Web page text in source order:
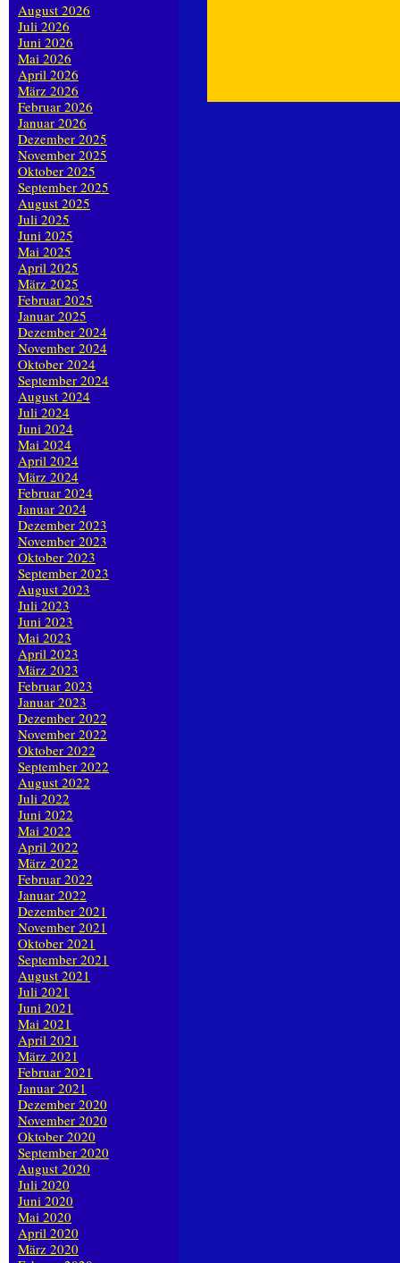
August 2026
Juli 2026
Juni 2026
Mai 2026
April 2026
März 2026
Februar 2026
Januar 2026
Dezember 2025
November 2025
Oktober 2025
September 2025
August 2025
Juli 2025
Juni 2025
Mai 2025
April 2025
März 2025
Februar 2025
Januar 2025
Dezember 2024
November 2024
Oktober 2024
September 2024
August 2024
Juli 2024
Juni 2024
Mai 2024
April 2024
März 2024
Februar 2024
Januar 2024
Dezember 2023
November 2023
Oktober 2023
September 2023
August 2023
Juli 2023
Juni 2023
Mai 2023
April 2023
März 2023
Februar 2023
Januar 2023
Dezember 2022
November 2022
Oktober 2022
September 2022
August 2022
Juli 2022
Juni 2022
Mai 2022
April 2022
März 2022
Februar 2022
Januar 2022
Dezember 2021
November 2021
Oktober 2021
September 2021
August 2021
Juli 2021
Juni 2021
Mai 2021
April 2021
März 2021
Februar 2021
Januar 2021
Dezember 2020
November 2020
Oktober 2020
September 2020
August 2020
Juli 2020
Juni 2020
Mai 2020
April 2020
März 2020